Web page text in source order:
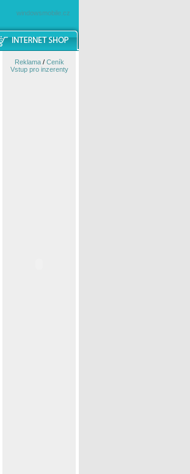
windowsmobile.cz
Reklama/ Ceník
Vstup pro inzerenty